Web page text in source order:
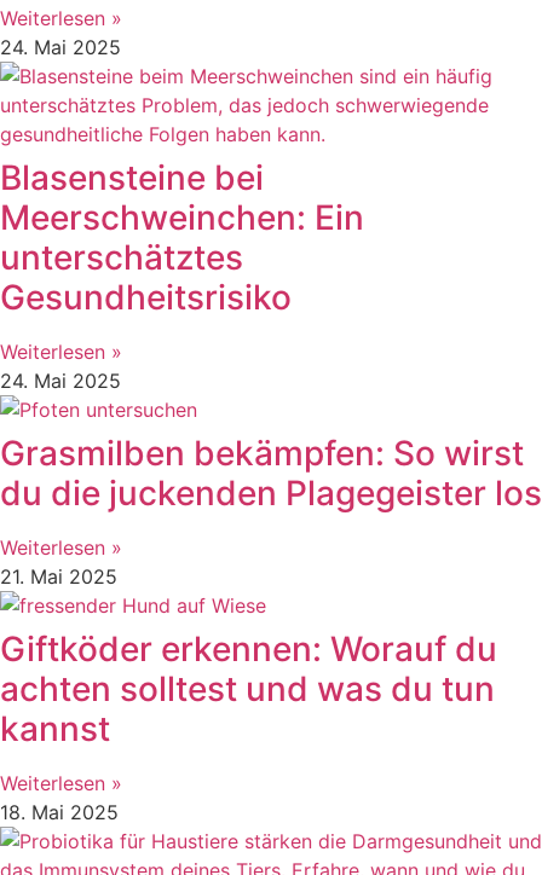
Weiterlesen »
24. Mai 2025
Blasensteine bei
Meerschweinchen: Ein
unterschätztes
Gesundheitsrisiko
Weiterlesen »
24. Mai 2025
Grasmilben bekämpfen: So wirst
du die juckenden Plagegeister los
Weiterlesen »
21. Mai 2025
Giftköder erkennen: Worauf du
achten solltest und was du tun
kannst
Weiterlesen »
18. Mai 2025